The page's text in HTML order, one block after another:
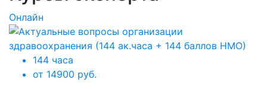
Онлайн
144 часа
от 14900 руб.